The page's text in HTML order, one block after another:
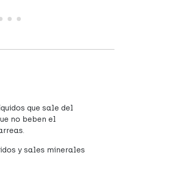
que sale del
no beben el
y sales minerales